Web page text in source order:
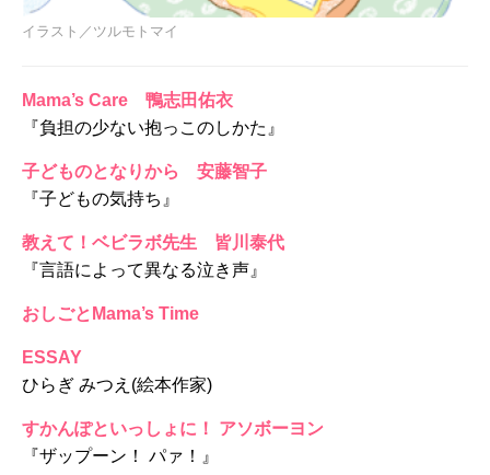
イラスト／ツルモトマイ
Mama’s Care 鴨志田佑衣
『負担の少ない抱っこのしかた』
子どものとなりから 安藤智子
『子どもの気持ち』
教えて！ベビラボ先生 皆川泰代
『言語によって異なる泣き声』
おしごとMama’s Time
ESSAY
ひらぎ みつえ(絵本作家)
すかんぽといっしょに！ アソボーヨン
『ザップーン！ パァ！』